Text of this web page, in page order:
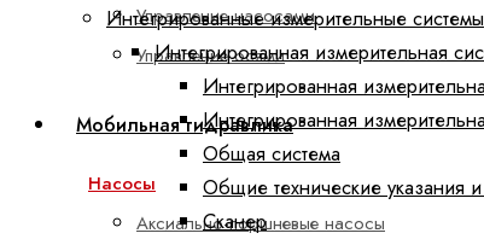
Управление насосами
Управление осями
Мобильная гидравлика
Насосы
Аксиально-поршневые насосы
Интегрированные измерительные системы
Интегрированная измерительная
Интегрированная
Интегрированная
Общая система
Общие технические указания
Сканер